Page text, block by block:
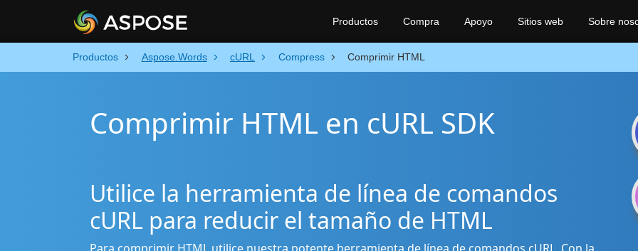
Productos Aspose.Words cURL Compress Comprimir HTML
Comprimir HTML en cURL SDK
Utilice la herramienta de línea de comandos
cURL para reducir el tamaño de HTML
Productos Compra Apoyo Sitios web Sobre